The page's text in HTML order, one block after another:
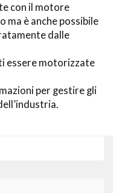
con il motore
ma è anche possibile
dalle
essere motorizzate
per gestire gli